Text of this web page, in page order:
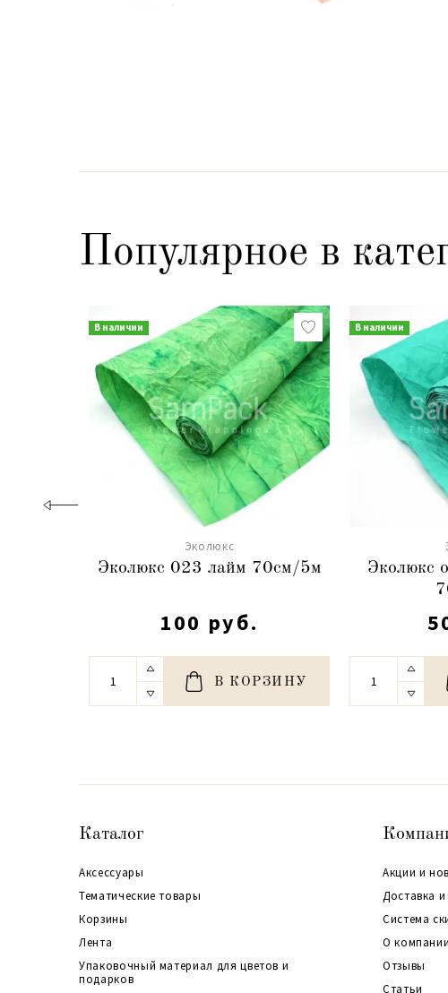
Популярное в
В наличии
Эколюкс
Эколюкс 023 лайм 70см/5м
100 руб.
В КОРЗИНУ
В наличии
Эколюкс
Каталог
Аксессуары
Тематические товары
Корзины
Лента
Упаковочный материал для цветов и
подарков
Акции и
Доставка
Система
О компании
Отзывы
Статьи